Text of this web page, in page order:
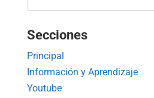
Secciones
Principal
Información y Aprendizaje
Youtube